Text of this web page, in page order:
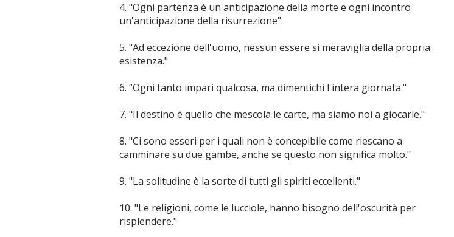
4. "Ogni partenza è un'anticipazione della morte e ogni incontro
un'anticipazione della risurrezione".
5. "Ad eccezione dell'uomo, nessun essere si meraviglia della propria
esistenza."
6. “Ogni tanto impari qualcosa, ma dimentichi l'intera giornata."
7. "Il destino è quello che mescola le carte, ma siamo noi a giocarle."
8. "Ci sono esseri per i quali non è concepibile come riescano a
camminare su due gambe, anche se questo non significa molto."
9. "La solitudine è la sorte di tutti gli spiriti eccellenti."
10. "Le religioni, come le lucciole, hanno bisogno dell'oscurità per
risplendere."